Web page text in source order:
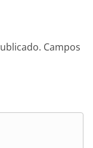
Campos